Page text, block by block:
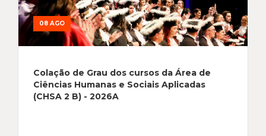
08 AGO
Colação de Grau dos cursos da Área de
Ciências Humanas e Sociais Aplicadas
(CHSA 2 B) - 2026A